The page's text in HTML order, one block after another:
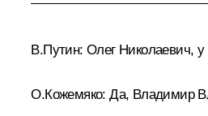
В.Путин: Олег Николаевич,
О.Кожемяко: Да, Владимир